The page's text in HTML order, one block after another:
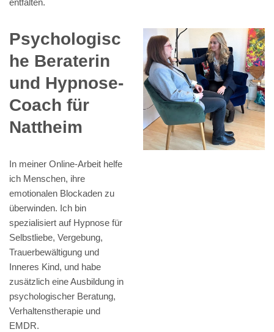
entfalten.
Psychologisc
he Beraterin
und Hypnose-
Coach für
Nattheim
In meiner Online-Arbeit helfe
ich Menschen, ihre
emotionalen Blockaden zu
überwinden. Ich bin
spezialisiert auf Hypnose für
Selbstliebe, Vergebung,
Trauerbewältigung und
Inneres Kind, und habe
zusätzlich eine Ausbildung in
psychologischer Beratung,
Verhaltenstherapie und
EMDR.